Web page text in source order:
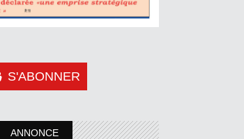
S'ABONNER
ANNONCE